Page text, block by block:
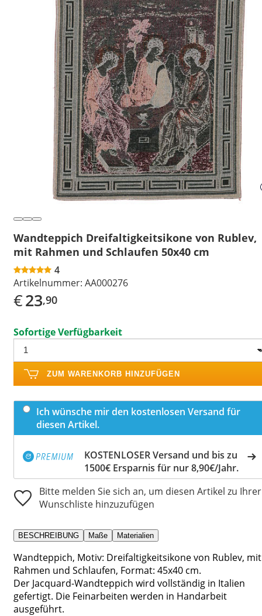
Wandteppich Dreifaltigkeitsikone von Rublev,
mit Rahmen und Schlaufen 50x40 cm
4
Artikelnummer: AA000276
€23,90
Sofortige Verfügbarkeit
ZUM WARENKORB HINZUFÜGEN
Ich wünsche mir den kostenlosen Versand für
diesen Artikel.
KOSTENLOSER Versand und bis zu
1500€ Ersparnis für nur 8,90€/Jahr.
Bitte melden Sie sich an, um diesen Artikel zu Ihrer
Wunschliste hinzuzufügen
BESCHREIBUNG Maße Materialien
Wandteppich, Motiv: Dreifaltigkeitsikone von Rublev, mit
Rahmen und Schlaufen, Format: 45x40 cm.
Der Jacquard-Wandteppich wird vollständig in Italien
gefertigt. Die Feinarbeiten werden in Handarbeit
ausgeführt.